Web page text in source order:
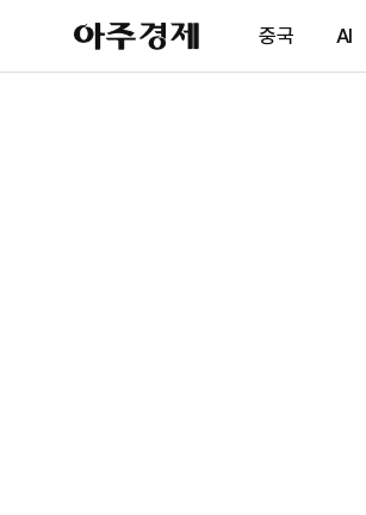
아
주
제
중국 AI